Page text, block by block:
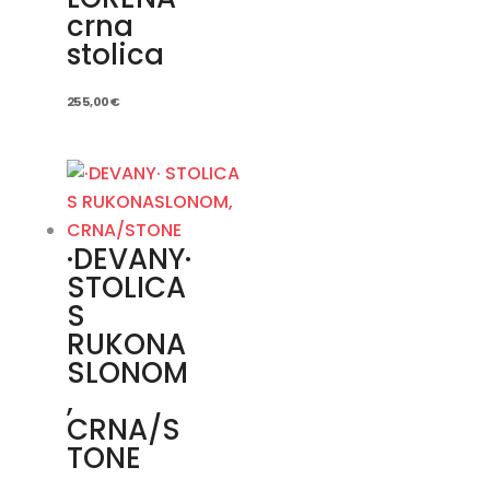
crna
stolica
255,00€
·DEVANY·
STOLICA
S
RUKONA
SLONOM
,
CRNA/S
TONE